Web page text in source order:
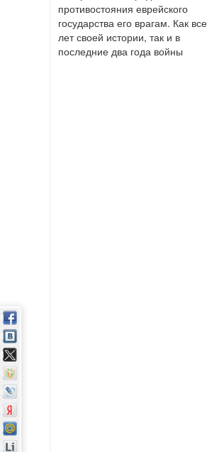
противостояния еврейского
государства его врагам. Как
лет своей истории, так и в
последние два года войны